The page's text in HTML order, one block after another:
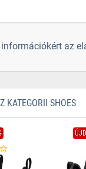
az
KATEGORII SHOES